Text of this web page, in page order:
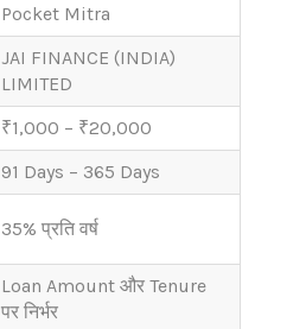
Pocket Mitra
JAI FINANCE (INDIA)
LIMITED
₹1,000 – ₹20,000
91 Days – 365 Days
35% प्रति वर्ष
Loan Amount और Tenure
पर निर्भर